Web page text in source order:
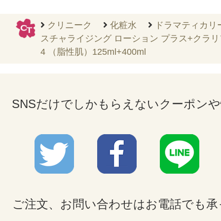
クリニーク 化粧水
ドラマティカ
スチャライジング ローション プラス+クラ
4 （脂性肌）125ml+400ml
SNSだけでしかもらえないクーポン
ご注文、お問い合わせはお電話でも